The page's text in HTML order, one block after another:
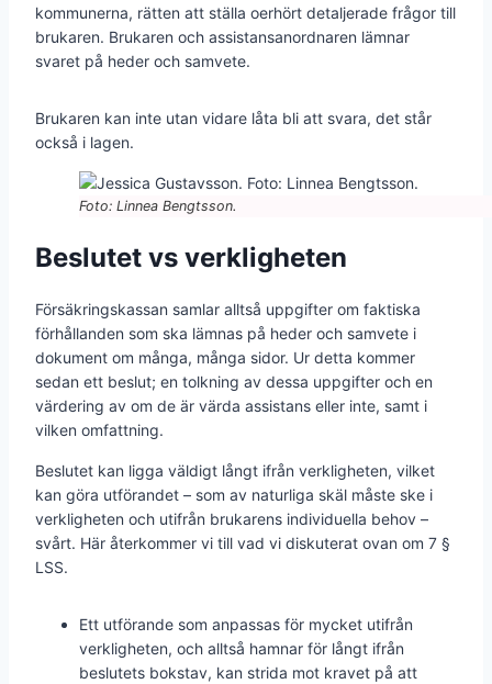
kommunerna, rätten att ställa oerhört detaljerade frågor till
brukaren. Brukaren och assistansanordnaren lämnar
svaret på heder och samvete.
Brukaren kan inte utan vidare låta bli att svara, det står
också i lagen.
Foto: Linnea Bengtsson.
Beslutet vs verkligheten
Försäkringskassan samlar alltså uppgifter om faktiska
förhållanden som ska lämnas på heder och samvete i
dokument om många, många sidor. Ur detta kommer
sedan ett beslut; en tolkning av dessa uppgifter och en
värdering av om de är värda assistans eller inte, samt i
vilken omfattning.
Beslutet kan ligga väldigt långt ifrån verkligheten, vilket
kan göra utförandet – som av naturliga skäl måste ske i
verkligheten och utifrån brukarens individuella behov –
svårt. Här återkommer vi till vad vi diskuterat ovan om 7 §
LSS.
Ett utförande som anpassas för mycket utifrån
verkligheten, och alltså hamnar för långt ifrån
beslutets bokstav, kan strida mot kravet på att